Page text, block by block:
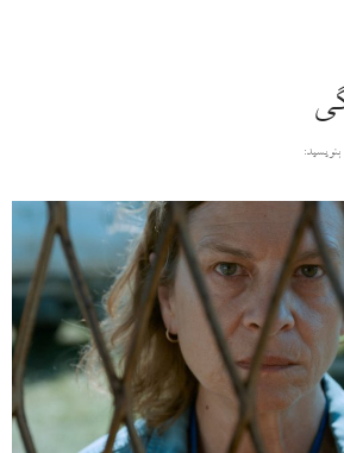
بنویسید: